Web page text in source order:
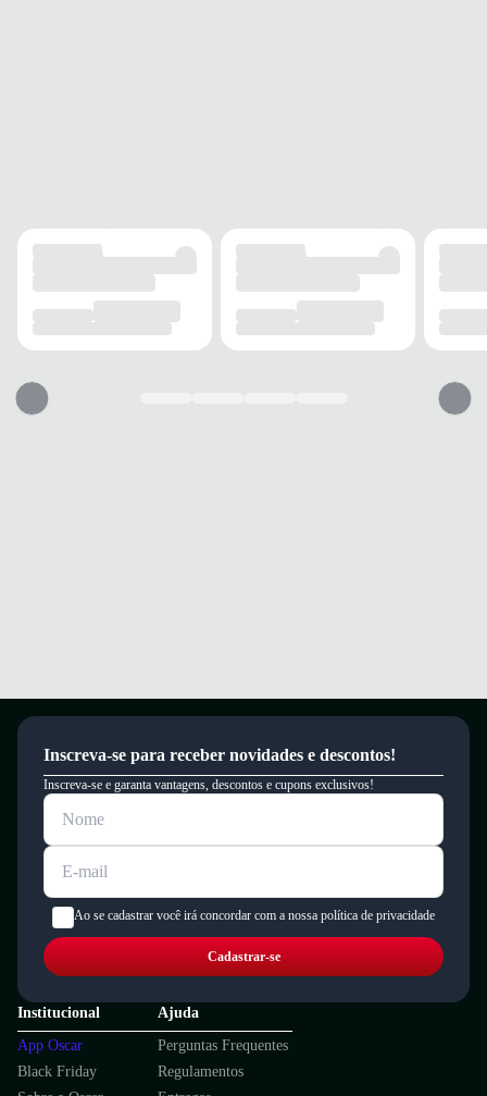
Inscreva-se para receber novidades e descontos!
Inscreva-se e garanta vantagens, descontos e cupons exclusivos!
Ao se cadastrar você irá concordar com a nossa política de privacidade
Cadastrar-se
Institucional
App Oscar
Black Friday
Ajuda
Perguntas Frequentes
Regulamentos